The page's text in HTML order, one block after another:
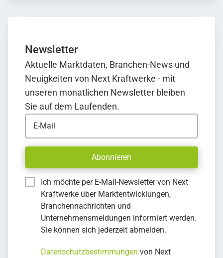
Newsletter
Aktuelle Marktdaten, Branchen-News und
Neuigkeiten von Next Kraftwerke - mit
unseren monatlichen Newsletter bleiben
Sie auf dem Laufenden.
E-Mail
Abonnieren
Ich möchte per E-Mail-Newsletter von Next
Kraftwerke über Marktentwicklungen,
Branchennachrichten und
Unternehmensmeldungen informiert werden.
Sie können sich jederzeit abmelden.
Datenschutzbestimmungen von Next